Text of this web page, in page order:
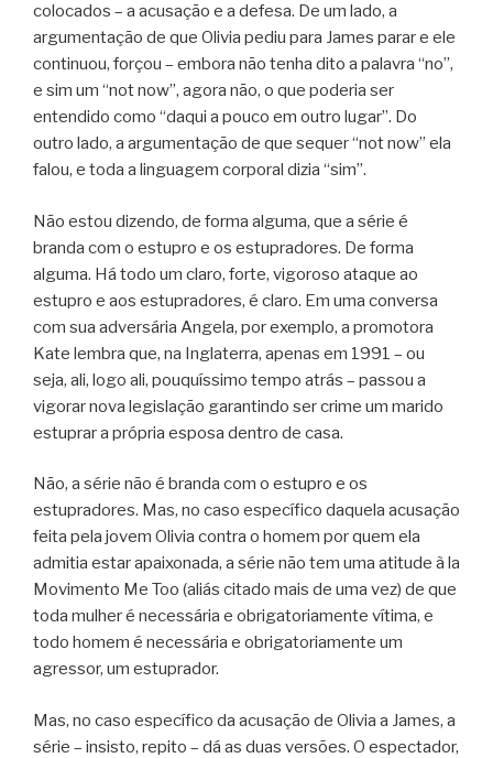
colocados – a acusação e a defesa. De um lado, a
argumentação de que Olivia pediu para James parar e ele
continuou, forçou – embora não tenha dito a palavra “no”,
e sim um “not now”, agora não, o que poderia ser
entendido como “daqui a pouco em outro lugar”. Do
outro lado, a argumentação de que sequer “not now” ela
falou, e toda a linguagem corporal dizia “sim”.
Não estou dizendo, de forma alguma, que a série é
branda com o estupro e os estupradores. De forma
alguma. Há todo um claro, forte, vigoroso ataque ao
estupro e aos estupradores, é claro. Em uma conversa
com sua adversária Angela, por exemplo, a promotora
Kate lembra que, na Inglaterra, apenas em 1991 – ou
seja, ali, logo ali, pouquíssimo tempo atrás – passou a
vigorar nova legislação garantindo ser crime um marido
estuprar a própria esposa dentro de casa.
Não, a série não é branda com o estupro e os
estupradores. Mas, no caso específico daquela acusação
feita pela jovem Olivia contra o homem por quem ela
admitia estar apaixonada, a série não tem uma atitude à la
Movimento Me Too (aliás citado mais de uma vez) de que
toda mulher é necessária e obrigatoriamente vítima, e
todo homem é necessária e obrigatoriamente um
agressor, um estuprador.
Mas, no caso específico da acusação de Olivia a James, a
série – insisto, repito – dá as duas versões. O espectador,